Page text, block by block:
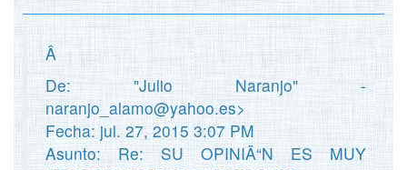
Â
De: "Julio Naranjo" -
naranjo_alamo@yahoo.es>
Fecha: jul. 27, 2015 3:07 PM
Asunto: Re: SU OPINIÃ“N ES MUY